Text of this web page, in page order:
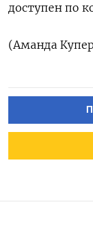
доступен по
(Аманда